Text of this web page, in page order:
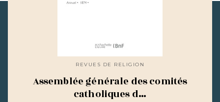
REVUES DE RELIGION
Assemblée générale des comités
catholiques d…